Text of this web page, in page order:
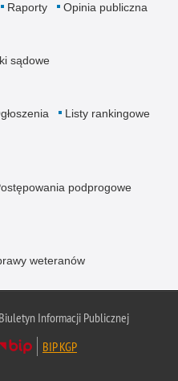
Raporty Opinia publiczna
sądowe
Listy rankingowe
podprogowe
weteranów
Biuletyn Informacji Publicznej
BIP KGP